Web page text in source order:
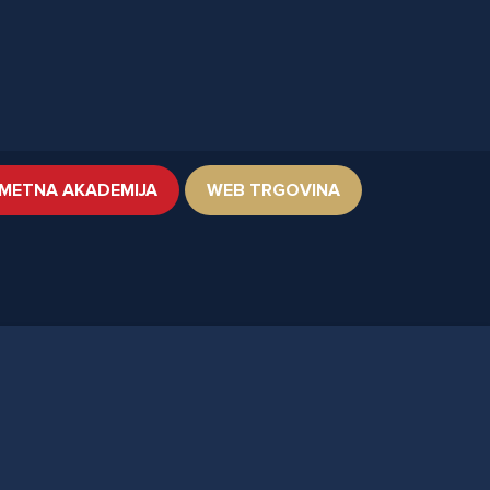
AKADEMIJA WEB TRGOVINA